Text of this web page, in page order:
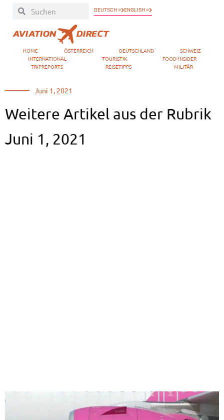
DEUTSCH » ENGLISH »
HOME ÖSTERREICH DEUTSCHLAND
SCHWEIZ
INTERNATIONAL
TOURISTIK
FOOD-INSIDER
TRIPREPORTS
REISETIPPS MILITÄR
Juni 1, 2021
Weitere Artikel aus der Rubrik
Juni 1, 2021